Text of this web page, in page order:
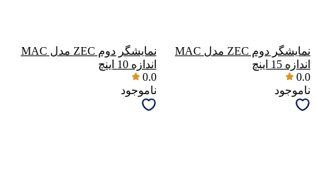
نمایشگر دوم ZEC مدل MAC
اندازه 15 اینچ
0.0
ناموجود
نمایشگر دوم ZEC مدل MAC
اندازه 10 اینچ
0.0
ناموجود